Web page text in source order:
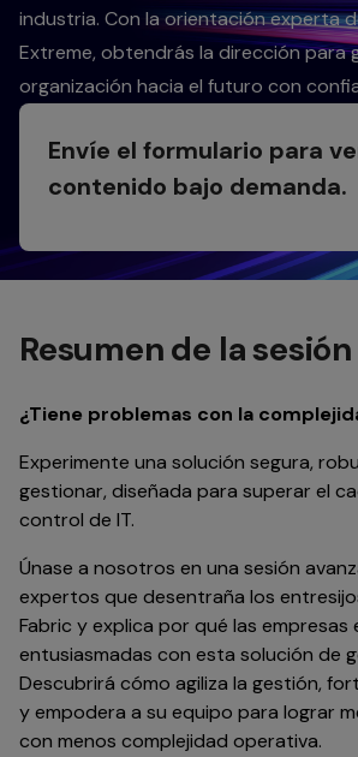
industria. Con la orientación experta
Extreme, obtendrás la dirección para
organización hacia el futuro con
Envíe el formulario para
contenido bajo demanda.
Resumen de la sesión
¿Tiene problemas con la
Experimente una solución segura,
gestionar, diseñada para superar el
control de IT.
Únase a nosotros en una sesión
expertos que desentraña los
Fabric y explica por qué las empresas
entusiasmadas con esta solución de
Descubrirá cómo agiliza la gestión,
y empodera a su equipo para lograr
con menos complejidad operativa.